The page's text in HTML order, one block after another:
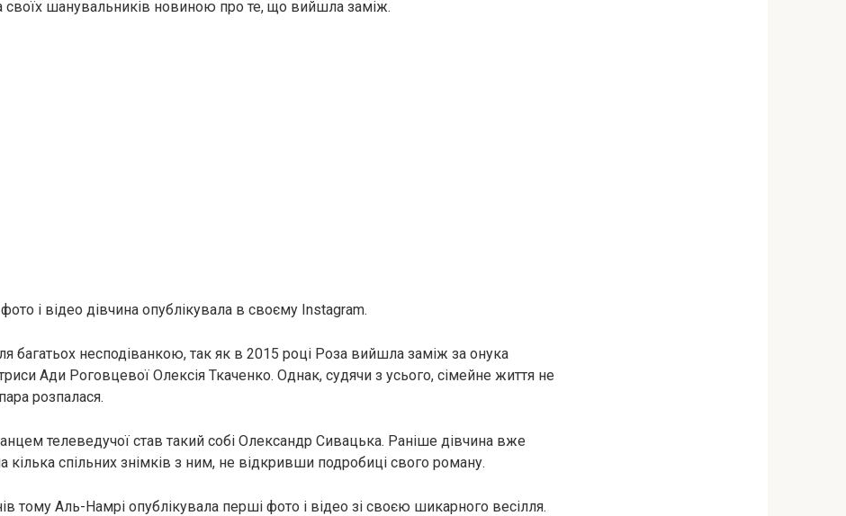
своїх шанувальників новиною про те, що вийшла заміж.
фото і відео дівчина опублікувала в своєму Instagram.
багатьох несподіванкою, так як в 2015 році Роза вийшла заміж за онука
Ади Роговцевої Олексія Ткаченко. Однак, судячи з усього, сімейне життя не
розпалася.
телеведучої став такий собі Олександр Сивацька. Раніше дівчина вже
кілька спільних знімків з ним, не відкривши подробиці свого роману.
тому Аль-Намрі опублікувала перші фото і відео зі своєю шикарного весілля.